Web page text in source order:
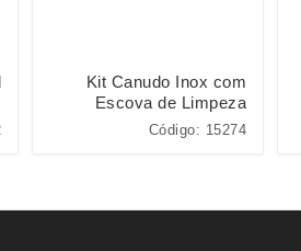
Kit Canudo Inox com
Escova de Limpeza
Código: 15274